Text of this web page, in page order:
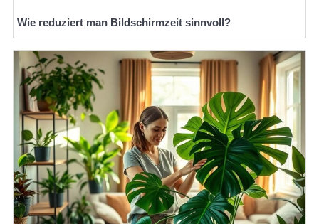
Wie reduziert man Bildschirmzeit sinnvoll?